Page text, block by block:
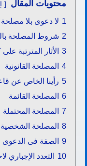
محتويات المقال
1 لا دعوى بلا مصلحة
2 شروط المصلحة
3 الأثار المترتبة
4 المصلحة القانونية
5 رأينا الخاص عن
6 المصلحة القائمة
7 المصلحة المحتملة
8 المصلحة الشخصية
9 الصفة فى الدعوى
10 التعدد